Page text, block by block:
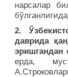
нарсалар
2.
даврида
эришгандан
ерда,